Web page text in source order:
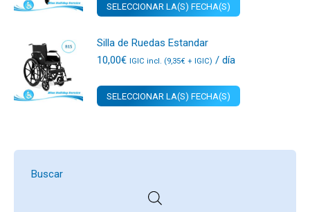
SELECCIONAR LA(S) FECHA(S)
Silla de Ruedas Estandar
10,00€ IGIC incl. (9,35€ + IGIC) / día
SELECCIONAR LA(S) FECHA(S)
Buscar